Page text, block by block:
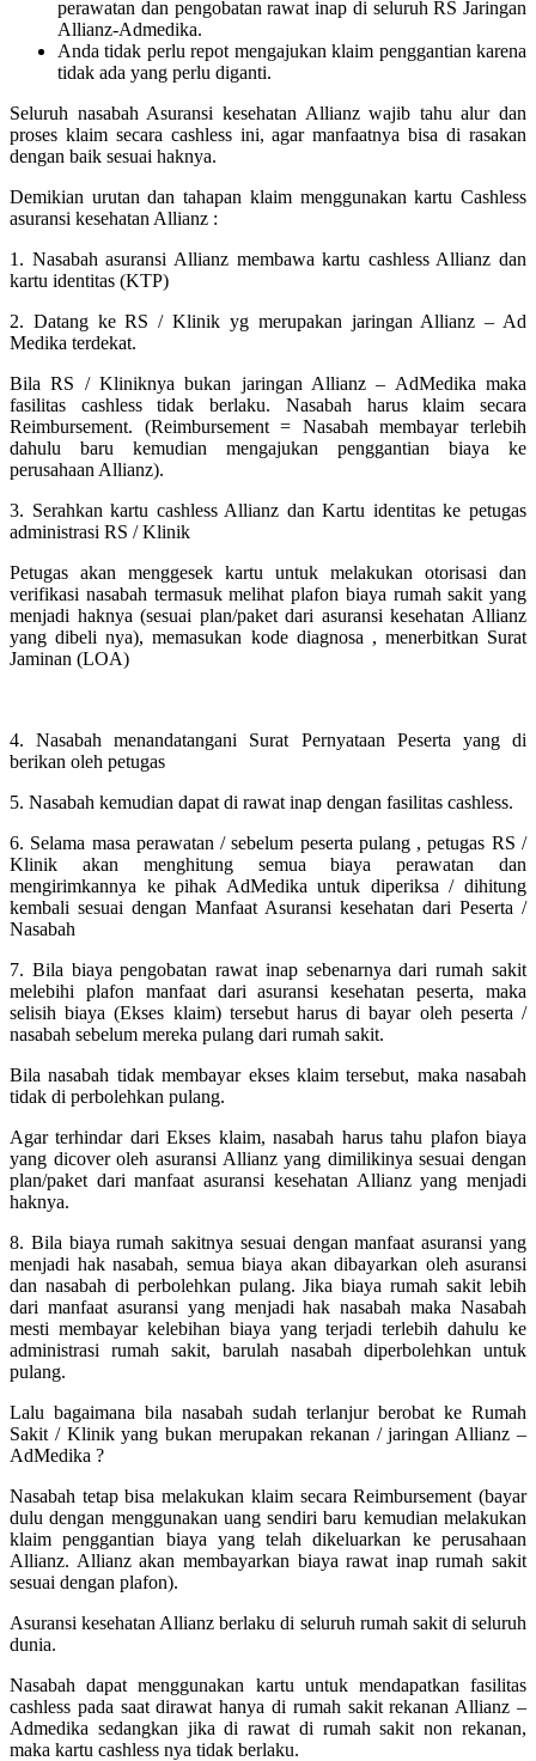
perawatan dan pengobatan rawat inap di seluruh RS Jaringan
Allianz-Admedika.
Anda tidak perlu repot mengajukan klaim penggantian karena
tidak ada yang perlu diganti.
Seluruh nasabah Asuransi kesehatan Allianz wajib tahu alur dan
proses klaim secara cashless ini, agar manfaatnya bisa di rasakan
dengan baik sesuai haknya.
Demikian urutan dan tahapan klaim menggunakan kartu Cashless
asuransi kesehatan Allianz :
1. Nasabah asuransi Allianz membawa kartu cashless Allianz dan
kartu identitas (KTP)
2. Datang ke RS / Klinik yg merupakan jaringan Allianz – Ad
Medika terdekat.
Bila RS / Kliniknya bukan jaringan Allianz – AdMedika maka
fasilitas cashless tidak berlaku. Nasabah harus klaim secara
Reimbursement. (Reimbursement = Nasabah membayar terlebih
dahulu baru kemudian mengajukan penggantian biaya ke
perusahaan Allianz).
3. Serahkan kartu cashless Allianz dan Kartu identitas ke petugas
administrasi RS / Klinik
Petugas akan menggesek kartu untuk melakukan otorisasi dan
verifikasi nasabah termasuk melihat plafon biaya rumah sakit yang
menjadi haknya (sesuai plan/paket dari asuransi kesehatan Allianz
yang dibeli nya), memasukan kode diagnosa , menerbitkan Surat
Jaminan (LOA)
4. Nasabah menandatangani Surat Pernyataan Peserta yang di
berikan oleh petugas
5. Nasabah kemudian dapat di rawat inap dengan fasilitas cashless.
6. Selama masa perawatan / sebelum peserta pulang , petugas RS /
Klinik akan menghitung semua biaya perawatan dan
mengirimkannya ke pihak AdMedika untuk diperiksa / dihitung
kembali sesuai dengan Manfaat Asuransi kesehatan dari Peserta /
Nasabah
7. Bila biaya pengobatan rawat inap sebenarnya dari rumah sakit
melebihi plafon manfaat dari asuransi kesehatan peserta, maka
selisih biaya (Ekses klaim) tersebut harus di bayar oleh peserta /
nasabah sebelum mereka pulang dari rumah sakit.
Bila nasabah tidak membayar ekses klaim tersebut, maka nasabah
tidak di perbolehkan pulang.
Agar terhindar dari Ekses klaim, nasabah harus tahu plafon biaya
yang dicover oleh asuransi Allianz yang dimilikinya sesuai dengan
plan/paket dari manfaat asuransi kesehatan Allianz yang menjadi
haknya.
8. Bila biaya rumah sakitnya sesuai dengan manfaat asuransi yang
menjadi hak nasabah, semua biaya akan dibayarkan oleh asuransi
dan nasabah di perbolehkan pulang. Jika biaya rumah sakit lebih
dari manfaat asuransi yang menjadi hak nasabah maka Nasabah
mesti membayar kelebihan biaya yang terjadi terlebih dahulu ke
administrasi rumah sakit, barulah nasabah diperbolehkan untuk
pulang.
Lalu bagaimana bila nasabah sudah terlanjur berobat ke Rumah
Sakit / Klinik yang bukan merupakan rekanan / jaringan Allianz –
AdMedika ?
Nasabah tetap bisa melakukan klaim secara Reimbursement (bayar
dulu dengan menggunakan uang sendiri baru kemudian melakukan
klaim penggantian biaya yang telah dikeluarkan ke perusahaan
Allianz. Allianz akan membayarkan biaya rawat inap rumah sakit
sesuai dengan plafon).
Asuransi kesehatan Allianz berlaku di seluruh rumah sakit di seluruh
dunia.
Nasabah dapat menggunakan kartu untuk mendapatkan fasilitas
cashless pada saat dirawat hanya di rumah sakit rekanan Allianz –
Admedika sedangkan jika di rawat di rumah sakit non rekanan,
maka kartu cashless nya tidak berlaku.